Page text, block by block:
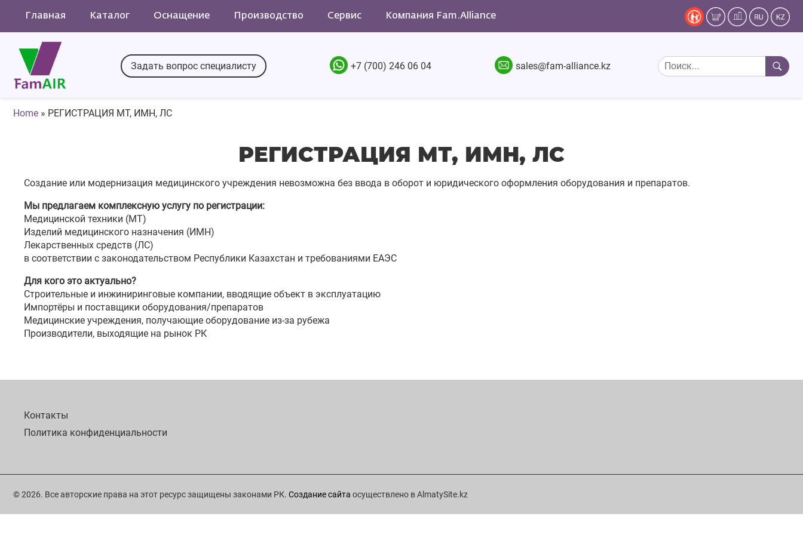
Главная Каталог Оснащение Производство Сервис Компания Fam.Alliance
Задать вопрос специалисту +7 (700) 246 06 04 sales@fam-alliance.kz
Home » РЕГИСТРАЦИЯ МТ, ИМН, ЛС
РЕГИСТРАЦИЯ МТ, ИМН, ЛС
Создание или модернизация медицинского учреждения невозможна без ввода в оборот и юридического оформления оборудования и препаратов.
Мы предлагаем комплексную услугу по регистрации:
Медицинской техники (МТ)
Изделий медицинского назначения (ИМН)
Лекарственных средств (ЛС)
в соответствии с законодательством Республики Казахстан и требованиями ЕАЭС
Для кого это актуально?
Строительные и инжиниринговые компании, вводящие объект в эксплуатацию
Импортёры и поставщики оборудования/препаратов
Медицинские учреждения, получающие оборудование из-за рубежа
Производители, выходящие на рынок РК
Контакты
Политика конфиденциальности
© 2026. Все авторские права на этот ресурс защищены законами РК. Создание сайта осуществлено в AlmatySite.kz